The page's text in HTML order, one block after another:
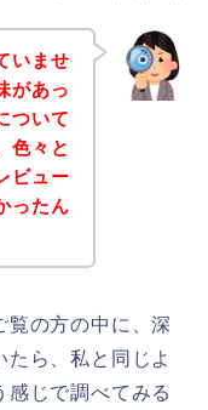
いませ
があっ
ついて
色々と
ビュー
ったん
覧の方の中に、深
ら、私と同じよ
じで調べてみる